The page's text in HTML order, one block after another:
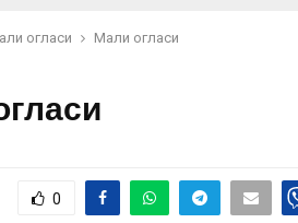
огласи Мали огласи
0